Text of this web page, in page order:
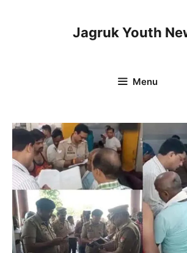
Jagruk Youth
Menu